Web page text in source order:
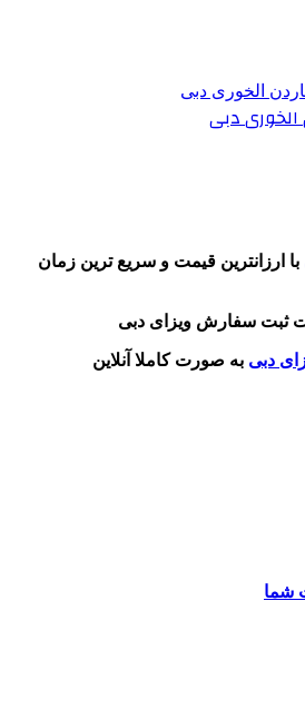
دبی
با ارزانترین قیمت و سریع ترین زمان
ثبت سفارش ویزای دبی
دبی به صورت کاملا آنلاین
شما